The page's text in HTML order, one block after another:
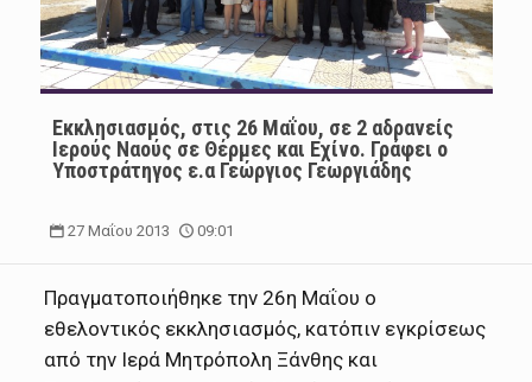
Εκκλησιασμός, στις 26 Μαΐου, σε 2 αδρανείς
Ιερούς Ναούς σε Θέρμες και Εχίνο. Γράφει ο
Υποστράτηγος ε.α Γεώργιος Γεωργιάδης
27 Μαΐου 2013 09:01
Πραγματοποιήθηκε την 26η Μαΐου ο
εθελοντικός εκκλησιασμός, κατόπιν εγκρίσεως
από την Ιερά Μητρόπολη Ξάνθης και